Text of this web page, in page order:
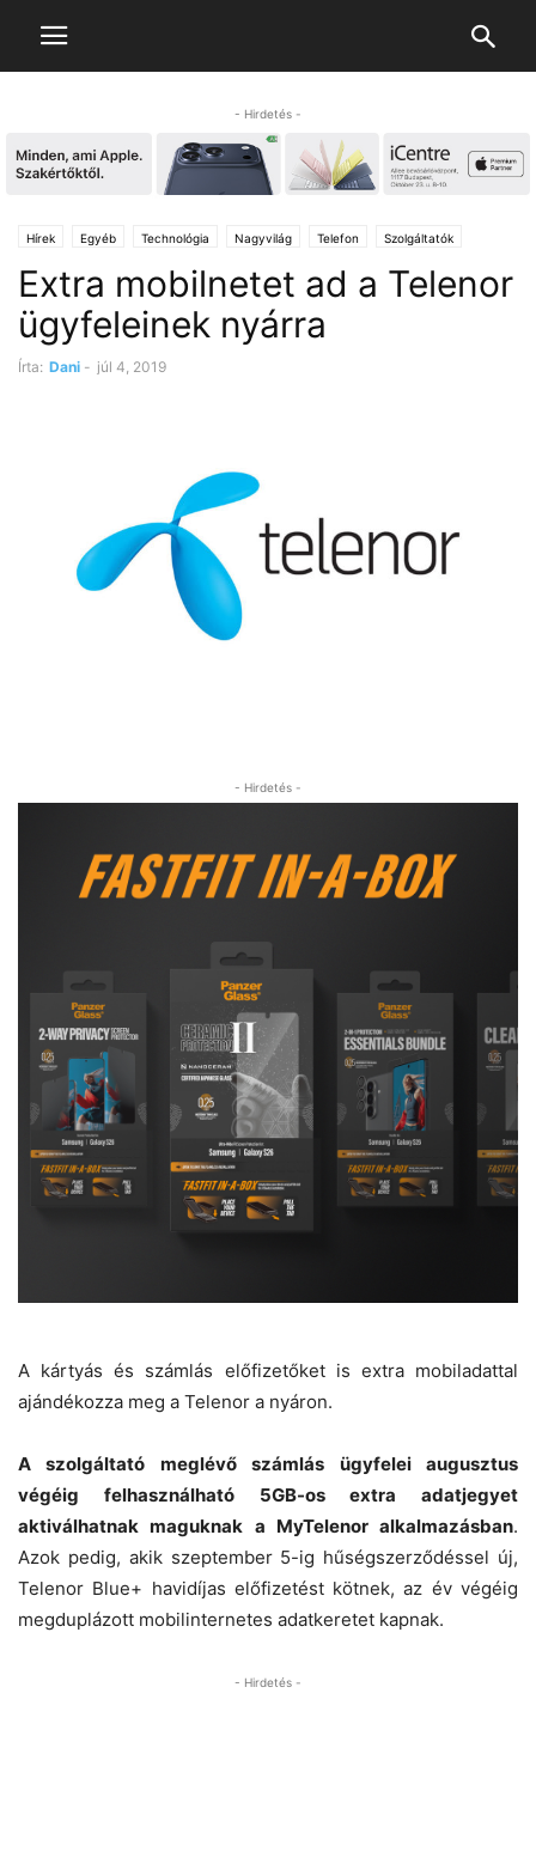
- Hirdetés -
Hírek Egyéb Technológia Nagyvilág Telefon Szolgáltatók
Extra mobilnetet ad a Telenor
ügyfeleinek nyárra
Írta: Dani - júl 4, 2019
- Hirdetés -
A kártyás és számlás előfizetőket is extra mobiladattal
ajándékozza meg a Telenor a nyáron.
A szolgáltató meglévő számlás ügyfelei augusztus
végéig felhasználható 5GB-os extra adatjegyet
aktiválhatnak maguknak a MyTelenor alkalmazásban.
Azok pedig, akik szeptember 5-ig hűségszerződéssel új,
Telenor Blue+ havidíjas előfizetést kötnek, az év végéig
megduplázott mobilinternetes adatkeretet kapnak.
- Hirdetés -